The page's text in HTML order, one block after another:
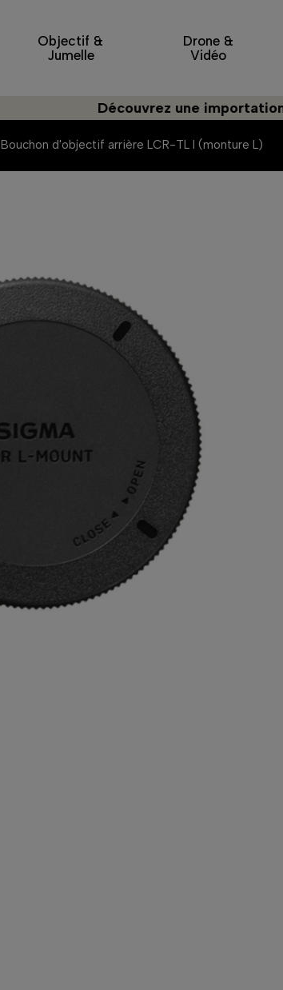
Objectif &
Jumelle
Drone &
Vidéo
Découvrez une importation plus
Bouchon d'objectif arrière LCR-TL I (monture L)